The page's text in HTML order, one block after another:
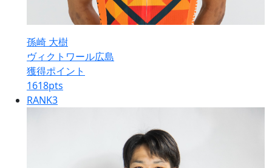
孫崎 大樹
ヴィクトワール広島
獲得ポイント
1618pts
RANK3